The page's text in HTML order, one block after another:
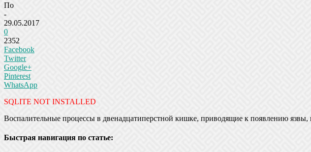
По
-
29.05.2017
0
2352
Facebook
Twitter
Google+
Pinterest
WhatsApp
SQLITE NOT INSTALLED
Воспалительные процессы в двенадцатиперстной кишке, приводящие к появлению
Быстрая навигация по статье: